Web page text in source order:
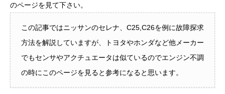
のページを見て下さい。
この記事ではニッサンのセレナ、C25,C26を例に故障探求
方法を解説していますが、トヨタやホンダなど他メーカー
でもセンサやアクチュエータは似ているのでエンジン不調
の時にこのページを見ると参考になると思います。